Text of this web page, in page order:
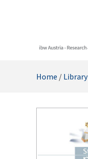
Home / Library